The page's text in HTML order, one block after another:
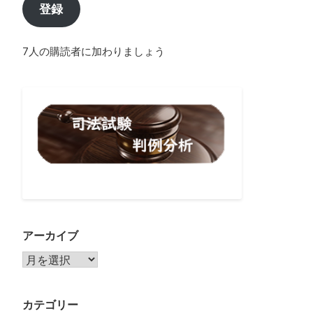
登録
7人の購読者に加わりましょう
アーカイブ
アーカイブ
カテゴリー